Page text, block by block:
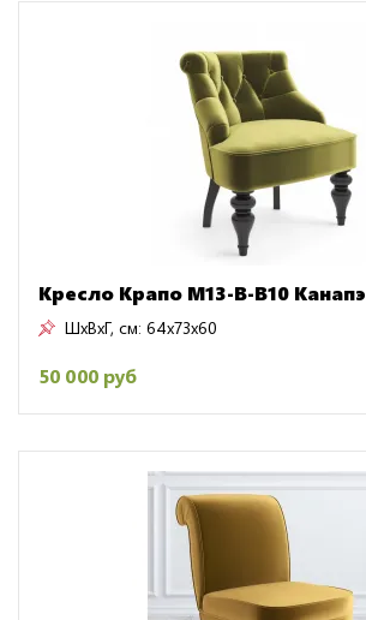
Кресло Крапо M13-B-B10 Канапэ
ШxВxГ, см: 64x73x60
50 000 руб